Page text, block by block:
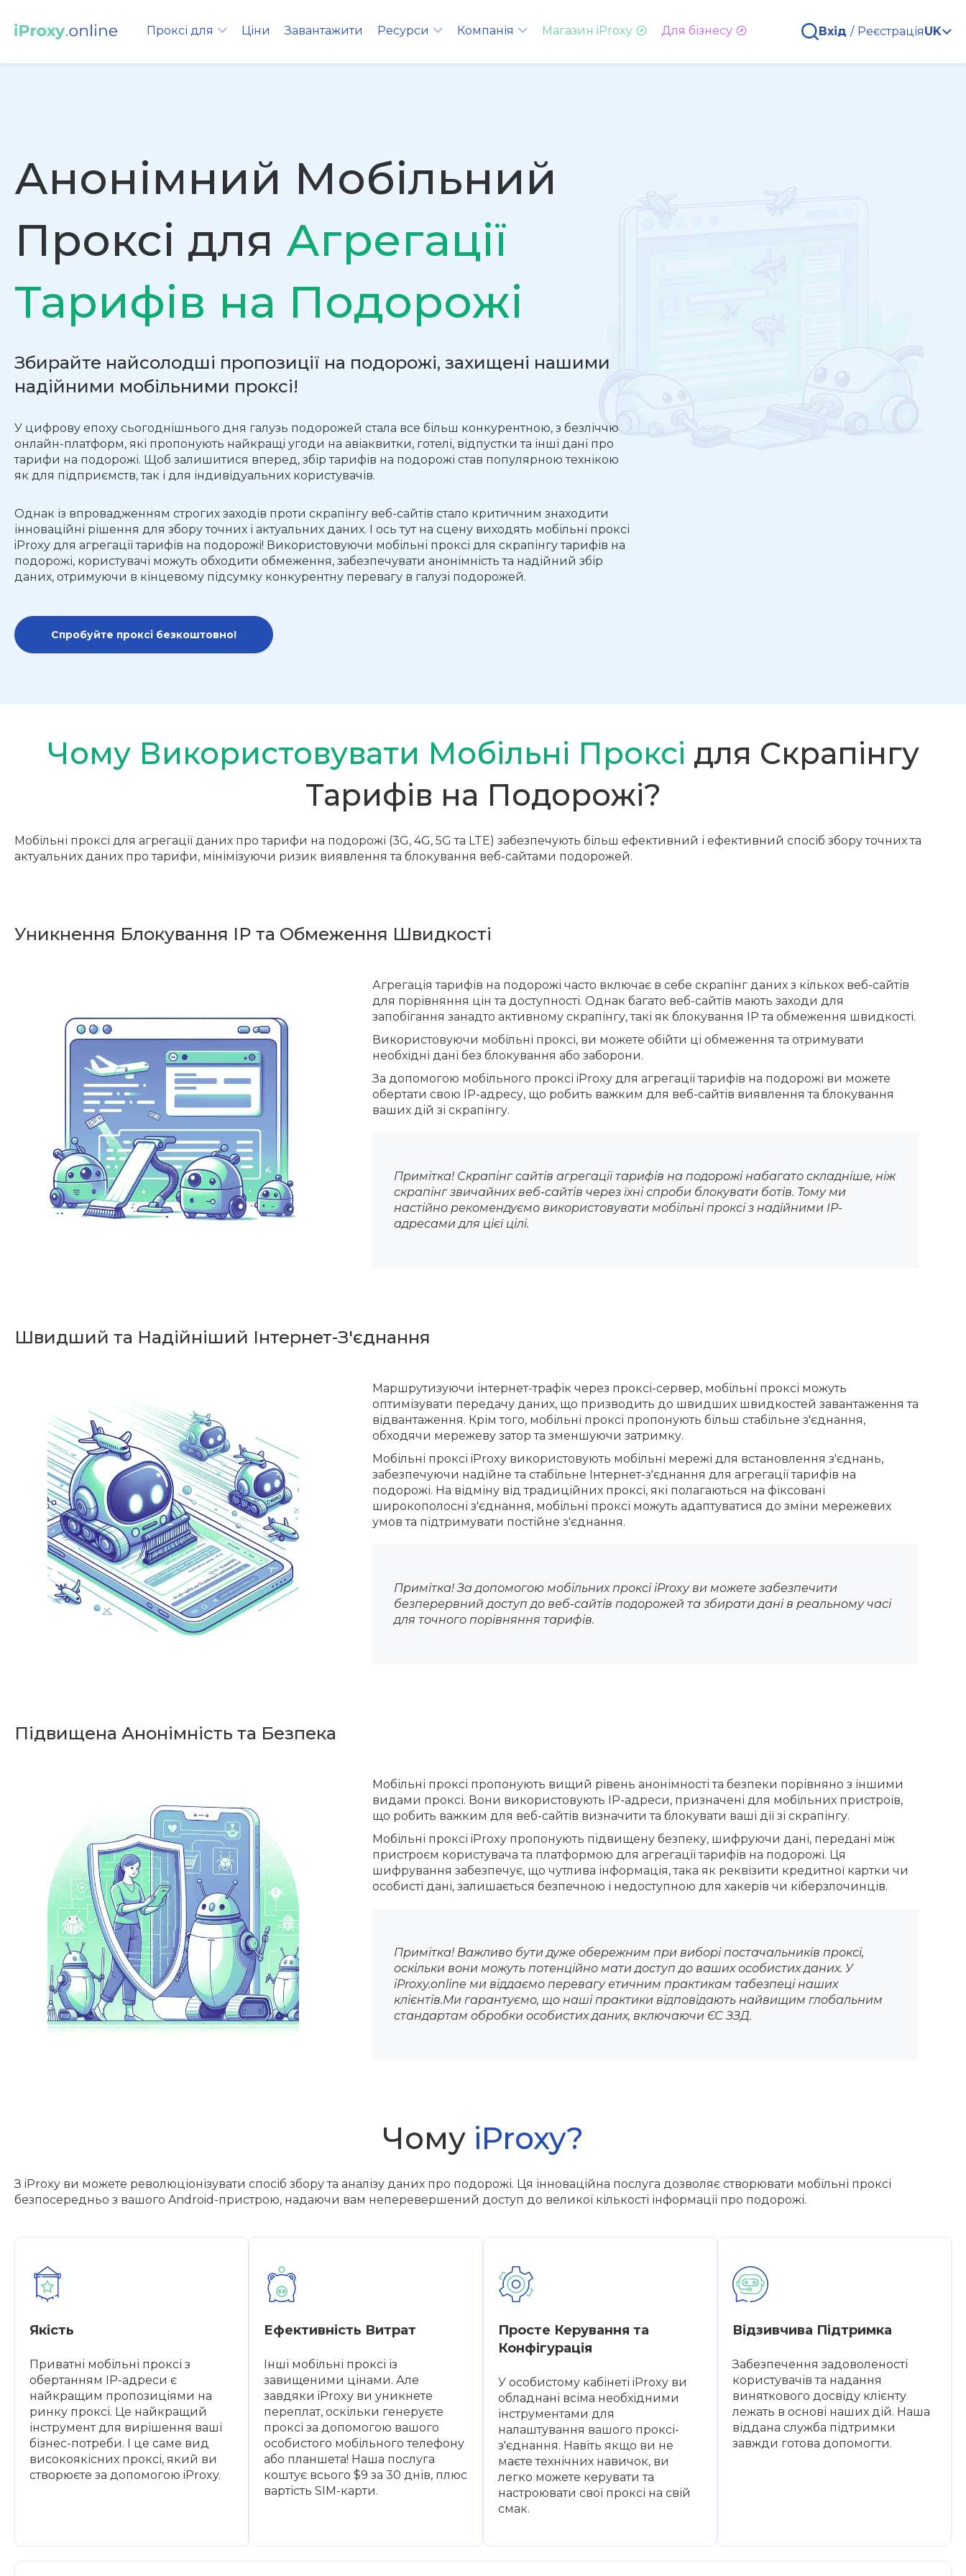
Проксі для Ціни Завантажити Ресурси Компанія Магазин iProxy Для бізнесу Вхід / РеєстраціяUK
Анонімний Мобільний
Проксі для Агрегації
Тарифів на Подорожі
Збирайте найсолодші пропозиції на подорожі, захищені нашими
надійними мобільними проксі!
У цифрову епоху сьогоднішнього дня галузь подорожей стала все більш конкурентною, з безліччю
онлайн-платформ, які пропонують найкращі угоди на авіаквитки, готелі, відпустки та інші дані про
тарифи на подорожі. Щоб залишитися вперед, збір тарифів на подорожі став популярною технікою
як для підприємств, так і для індивідуальних користувачів.
Однак із впровадженням строгих заходів проти скрапінгу веб-сайтів стало критичним знаходити
інноваційні рішення для збору точних і актуальних даних. І ось тут на сцену виходять мобільні проксі
iProxy для агрегації тарифів на подорожі! Використовуючи мобільні проксі для скрапінгу тарифів на
подорожі, користувачі можуть обходити обмеження, забезпечувати анонімність та надійний збір
даних, отримуючи в кінцевому підсумку конкурентну перевагу в галузі подорожей.
Спробуйте проксі безкоштовно!
Чому Використовувати Мобільні Проксі для Скрапінгу
Тарифів на Подорожі?
Мобільні проксі для агрегації даних про тарифи на подорожі (3G, 4G, 5G та LTE) забезпечують більш ефективний і ефективний спосіб збору точних та
актуальних даних про тарифи, мінімізуючи ризик виявлення та блокування веб-сайтами подорожей.
Уникнення Блокування IP та Обмеження Швидкості
Агрегація тарифів на подорожі часто включає в себе скрапінг даних з кількох веб-сайтів
для порівняння цін та доступності. Однак багато веб-сайтів мають заходи для
запобігання занадто активному скрапінгу, такі як блокування IP та обмеження швидкості.
Використовуючи мобільні проксі, ви можете обійти ці обмеження та отримувати
необхідні дані без блокування або заборони.
За допомогою мобільного проксі iProxy для агрегації тарифів на подорожі ви можете
обертати свою IP-адресу, що робить важким для веб-сайтів виявлення та блокування
ваших дій зі скрапінгу.
Примітка! Скрапінг сайтів агрегації тарифів на подорожі набагато складніше, ніж
скрапінг звичайних веб-сайтів через їхні спроби блокувати ботів. Тому ми
настійно рекомендуємо використовувати мобільні проксі з надійними IP-
адресами для цієї цілі.
Швидший та Надійніший Інтернет-З'єднання
Маршрутизуючи інтернет-трафік через проксі-сервер, мобільні проксі можуть
оптимізувати передачу даних, що призводить до швидших швидкостей завантаження та
відвантаження. Крім того, мобільні проксі пропонують більш стабільне з'єднання,
обходячи мережеву затор та зменшуючи затримку.
Мобільні проксі iProxy використовують мобільні мережі для встановлення з'єднань,
забезпечуючи надійне та стабільне Інтернет-з'єднання для агрегації тарифів на
подорожі. На відміну від традиційних проксі, які полагаються на фіксовані
широкополосні з'єднання, мобільні проксі можуть адаптуватися до зміни мережевих
умов та підтримувати постійне з'єднання.
Примітка! За допомогою мобільних проксі iProxy ви можете забезпечити
безперервний доступ до веб-сайтів подорожей та збирати дані в реальному часі
для точного порівняння тарифів.
Підвищена Анонімність та Безпека
Мобільні проксі пропонують вищий рівень анонімності та безпеки порівняно з іншими
видами проксі. Вони використовують IP-адреси, призначені для мобільних пристроїв,
що робить важким для веб-сайтів визначити та блокувати ваші дії зі скрапінгу.
Мобільні проксі iProxy пропонують підвищену безпеку, шифруючи дані, передані між
пристроєм користувача та платформою для агрегації тарифів на подорожі. Ця
шифрування забезпечує, що чутлива інформація, така як реквізити кредитної картки чи
особисті дані, залишається безпечною і недоступною для хакерів чи кіберзлочинців.
Примітка! Важливо бути дуже обережним при виборі постачальників проксі,
оскільки вони можуть потенційно мати доступ до ваших особистих даних. У
iProxy.online ми віддаємо перевагу етичним практикам табезпеці наших
клієнтів.Ми гарантуємо, що наші практики відповідають найвищим глобальним
стандартам обробки особистих даних, включаючи ЄС ЗЗД.
Чому iProxy?
З iProxy ви можете революціонізувати спосіб збору та аналізу даних про подорожі. Ця інноваційна послуга дозволяє створювати мобільні проксі
безпосередньо з вашого Android-пристрою, надаючи вам неперевершений доступ до великої кількості інформації про подорожі.
Якість
Приватні мобільні проксі з
обертанням IP-адреси є
найкращим пропозиціями на
ринку проксі. Це найкращий
інструмент для вирішення ваші
бізнес-потреби. І це саме вид
високоякісних проксі, який ви
створюєте за допомогою iProxy.
Ефективність Витрат
Інші мобільні проксі із
завищеними цінами. Але
завдяки iProxy ви уникнете
переплат, оскільки генеруєте
проксі за допомогою вашого
особистого мобільного телефону
або планшета! Наша послуга
коштує всього $9 за 30 днів, плюс
вартість SIM-карти.
Просте Керування та
Конфігурація
У особистому кабінеті iProxy ви
обладнані всіма необхідними
інструментами для
налаштування вашого проксі-
з'єднання. Навіть якщо ви не
маєте технічних навичок, ви
легко можете керувати та
настроювати свої проксі на свій
смак.
Відзивчива Підтримка
Забезпечення задоволеності
користувачів та надання
виняткового досвіду клієнту
лежать в основі наших дій. Наша
віддана служба підтримки
завжди готова допомогти.